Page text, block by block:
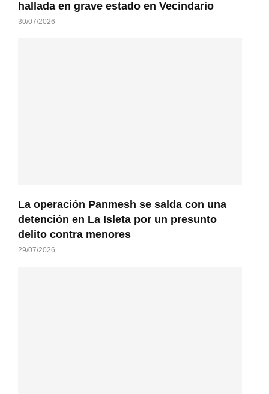
hallada en grave estado en Vecindario
30/07/2026
La operación Panmesh se salda con una
detención en La Isleta por un presunto
delito contra menores
29/07/2026